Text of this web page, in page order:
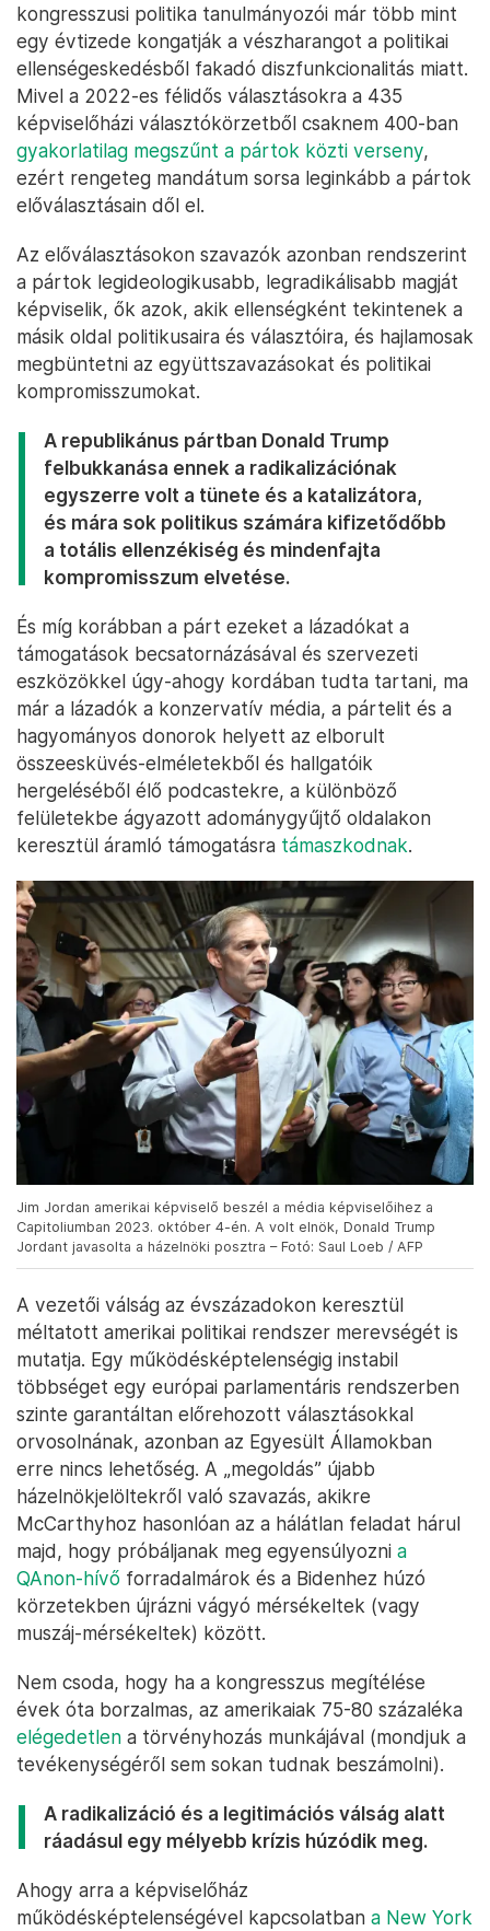
kongresszusi politika tanulmányozói már több mint
egy évtizede kongatják a vészharangot a politikai
ellenségeskedésből fakadó diszfunkcionalitás miatt.
Mivel a 2022-es félidős választásokra a 435
képviselőházi választókörzetből csaknem 400-ban
gyakorlatilag megszűnt a pártok közti verseny,
ezért rengeteg mandátum sorsa leginkább a pártok
előválasztásain dől el.
Az előválasztásokon szavazók azonban rendszerint
a pártok legideologikusabb, legradikálisabb magját
képviselik, ők azok, akik ellenségként tekintenek a
másik oldal politikusaira és választóira, és hajlamosak
megbüntetni az együttszavazásokat és politikai
kompromisszumokat.
A republikánus pártban Donald Trump
felbukkanása ennek a radikalizációnak
egyszerre volt a tünete és a katalizátora,
és mára sok politikus számára kifizetődőbb
a totális ellenzékiség és mindenfajta
kompromisszum elvetése.
És míg korábban a párt ezeket a lázadókat a
támogatások becsatornázásával és szervezeti
eszközökkel úgy-ahogy kordában tudta tartani, ma
már a lázadók a konzervatív média, a pártelit és a
hagyományos donorok helyett az elborult
összeesküvés-elméletekből és hallgatóik
hergeléséből élő podcastekre, a különböző
felületekbe ágyazott adománygyűjtő oldalakon
keresztül áramló támogatásra támaszkodnak.
Jim Jordan amerikai képviselő beszél a média képviselőihez a
Capitoliumban 2023. október 4-én. A volt elnök, Donald Trump
Jordant javasolta a házelnöki posztra – Fotó: Saul Loeb / AFP
A vezetői válság az évszázadokon keresztül
méltatott amerikai politikai rendszer merevségét is
mutatja. Egy működésképtelenségig instabil
többséget egy európai parlamentáris rendszerben
szinte garantáltan előrehozott választásokkal
orvosolnának, azonban az Egyesült Államokban
erre nincs lehetőség. A „megoldás” újabb
házelnökjelöltekről való szavazás, akikre
McCarthyhoz hasonlóan az a hálátlan feladat hárul
majd, hogy próbáljanak meg egyensúlyozni a
QAnon-hívő forradalmárok és a Bidenhez húzó
körzetekben újrázni vágyó mérsékeltek (vagy
muszáj-mérsékeltek) között.
Nem csoda, hogy ha a kongresszus megítélése
évek óta borzalmas, az amerikaiak 75-80 százaléka
elégedetlen a törvényhozás munkájával (mondjuk a
tevékenységéről sem sokan tudnak beszámolni).
A radikalizáció és a legitimációs válság alatt
ráadásul egy mélyebb krízis húzódik meg.
Ahogy arra a képviselőház
működésképtelenségével kapcsolatban a New York